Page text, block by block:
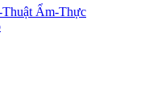
Ẩm-Thực